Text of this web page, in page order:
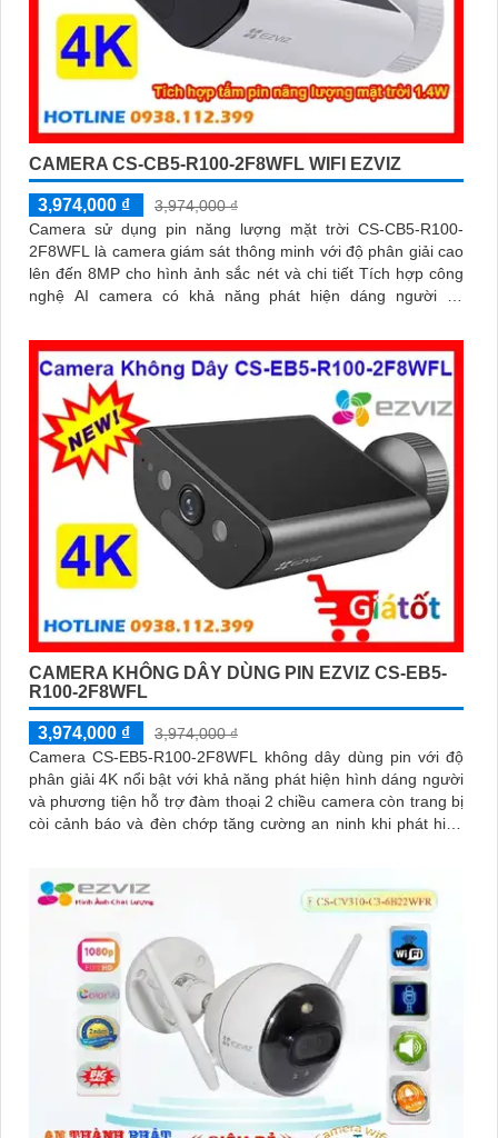
CAMERA CS-CB5-R100-2F8WFL WIFI EZVIZ
3,974,000 ₫
3,974,000 ₫
Camera sử dụng pin năng lượng mặt trời CS-CB5-R100-
2F8WFL là camera giám sát thông minh với độ phân giải cao
lên đến 8MP cho hình ảnh sắc nét và chi tiết Tích hợp công
nghệ AI camera có khả năng phát hiện dáng người và
chống nước IP65 phù hợp lắp đặt trong mọi điều kiện thời
tiết. Camera An Ninh CS-CB5-R100-2F8WFL có khả năng còi
hú, đèn chớp báo động, Wifi Không Dây, chức năng AI deep
learning phân biệt người & phương tiện
CAMERA KHÔNG DÂY DÙNG PIN EZVIZ CS-EB5-
R100-2F8WFL
3,974,000 ₫
3,974,000 ₫
Camera CS-EB5-R100-2F8WFL không dây dùng pin với độ
phân giải 4K nổi bật với khả năng phát hiện hình dáng người
và phương tiện hỗ trợ đàm thoại 2 chiều camera còn trang bị
còi cảnh báo và đèn chớp tăng cường an ninh khi phát hiện
bền bỉ trong mọi điều kiện thời tiết.